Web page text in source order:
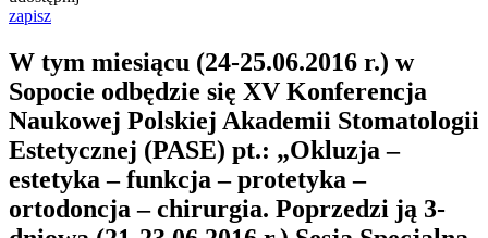
zapisz
W tym miesiącu (24-25.06.2016 r.) w
Sopocie odbędzie się XV Konferencja
Naukowej Polskiej Akademii Stomatologii
Estetycznej (PASE) pt.: „Okluzja –
estetyka – funkcja – protetyka –
ortodoncja – chirurgia. Poprzedzi ją 3-